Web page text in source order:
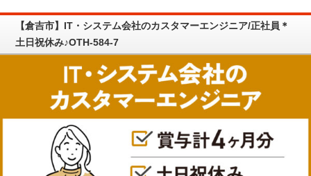
【倉吉市】IT・システム会社のカスタマーエンジニア/正社員＊
土日祝休み♪OTH-584-7